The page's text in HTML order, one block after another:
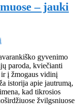
– jauki
gyvenimo
paroda, kviečianti
į žmogaus vidinį
istorija apie jautrumą,
kad tikrosios
žvilgsniuose